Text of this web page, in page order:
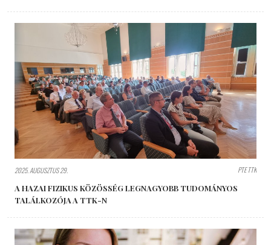
2025. AUGUSZTUS 29. PTE TTK
A HAZAI FIZIKUS KÖZÖSSÉG LEGNAGYOBB TUDOMÁNYOS
TALÁLKOZÓJA A TTK-N